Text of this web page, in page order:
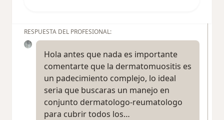
RESPUESTA DEL PROFESIONAL:
Hola antes que nada es importante
comentarte que la dermatomuositis es
un padecimiento complejo, lo ideal
seria que buscaras un manejo en
conjunto dermatologo-reumatologo
para cubrir todos los…